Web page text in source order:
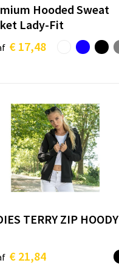
Hooded Sweat
Lady-Fit
€ 17,48
TERRY ZIP HOODY
€ 21,84